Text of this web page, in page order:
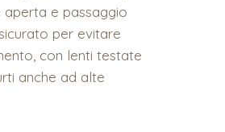
aperta e passaggio
per evitare
con lenti testate
anche ad alte